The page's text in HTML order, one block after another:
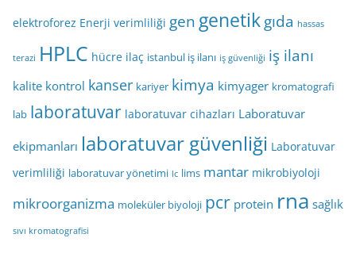
elektroforez Enerji verimliliği gen genetikgıda hassas
terazi HPLC hücre ilaç istanbul iş ilanı iş güvenliği iş ilanı
kalite kontrol kanser kariyer kimya kimyager kromatografi
lab laboratuvar laboratuvar cihazları Laboratuvar
ekipmanları laboratuvar güvenliği Laboratuvar
verimliliği laboratuvar yönetimi lc lims mantar mikrobiyoloji
mikroorganizma moleküler biyoloji pcr protein rna sağlık
sıvı kromatografisi